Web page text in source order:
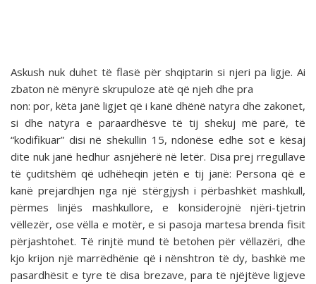
Askush nuk duhet të flasë për shqiptarin si njeri pa ligje. Ai
zbaton në mënyrë skrupuloze atë që njeh dhe pra
non: por, këta janë ligjet që i kanë dhënë natyra dhe zakonet,
si dhe natyra e paraardhësve të tij shekuj më parë, të
“kodifikuar” disi në shekullin 15, ndonëse edhe sot e kësaj
dite nuk janë hedhur asnjëherë në letër. Disa prej rregullave
të çuditshëm që udhëheqin jetën e tij janë: Persona që e
kanë prejardhjen nga një stërgjysh i përbashkët mashkull,
përmes linjës mashkullore, e konsiderojnë njëri-tjetrin
vëllezër, ose vëlla e motër, e si pasoja martesa brenda fisit
përjashtohet. Të rinjtë mund të betohen për vëllazëri, dhe
kjo krijon një marrëdhënie që i nënshtron të dy, bashkë me
pasardhësit e tyre të disa brezave, para të njëjtëve ligjeve